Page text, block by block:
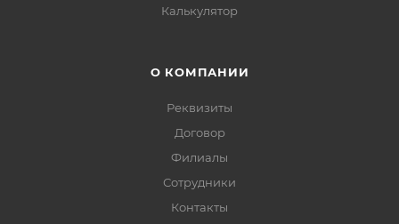
Калькулятор
О КОМПАНИИ
Реквизиты
Договор
Филиалы
Сотрудники
Контакты